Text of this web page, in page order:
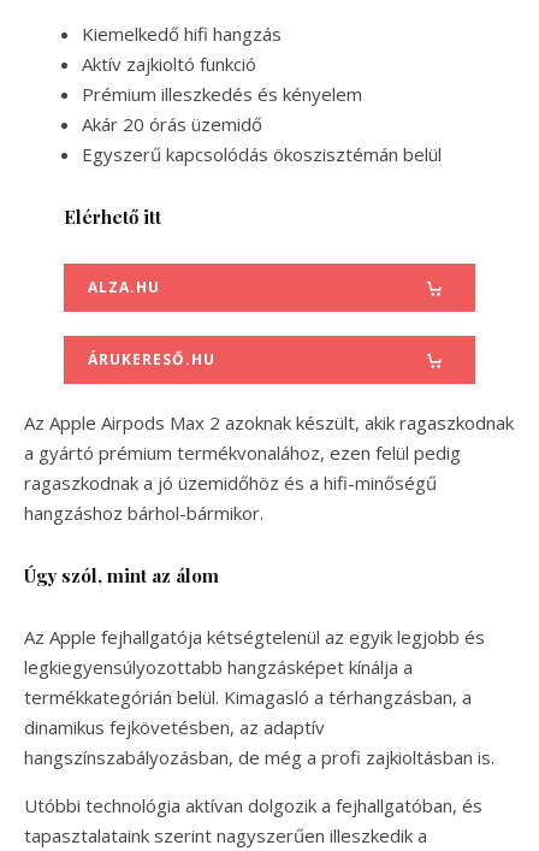
Kiemelkedő hifi hangzás
Aktív zajkioltó funkció
Prémium illeszkedés és kényelem
Akár 20 órás üzemidő
Egyszerű kapcsolódás ökoszisztémán belül
Elérhető itt
ALZA.HU
ÁRUKERESŐ.HU
Az Apple Airpods Max 2 azoknak készült, akik ragaszkodnak
a gyártó prémium termékvonalához, ezen felül pedig
ragaszkodnak a jó üzemidőhöz és a hifi-minőségű
hangzáshoz bárhol-bármikor.
Úgy szól, mint az álom
Az Apple fejhallgatója kétségtelenül az egyik legjobb és
legkiegyensúlyozottabb hangzásképet kínálja a
termékkategórián belül. Kimagasló a térhangzásban, a
dinamikus fejkövetésben, az adaptív
hangszínszabályozásban, de még a profi zajkioltásban is.
Utóbbi technológia aktívan dolgozik a fejhallgatóban, és
tapasztalataink szerint nagyszerűen illeszkedik a